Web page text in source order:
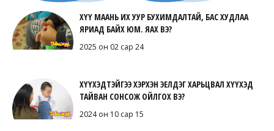
ХҮҮ МААНЬ ИХ УУР БУХИМДАЛТАЙ, БАС ХУДЛАА
ЯРИАД БАЙХ ЮМ. ЯАХ ВЭ?
2025 он 02 сар 24
ХҮҮХЭДТЭЙГЭЭ ХЭРХЭН ЭЕЛДЭГ ХАРЬЦВАЛ ХҮҮХЭД
ТАЙВАН СОНСОЖ ОЙЛГОХ ВЭ?
2024 он 10 сар 15